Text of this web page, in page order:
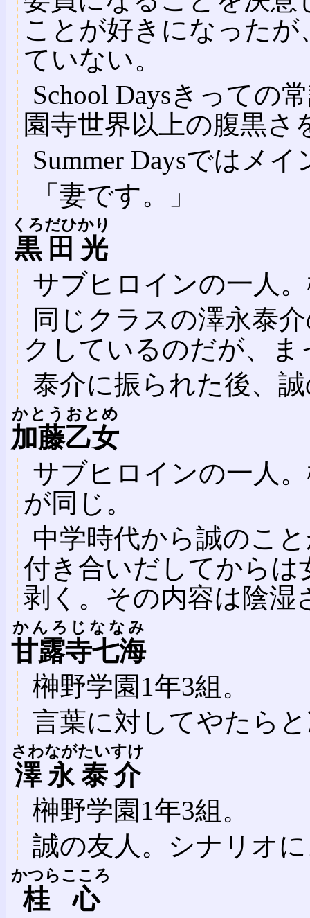
ことが好きになった
ていない。
School Daysきっての
園寺世界以上の腹黒さ
Summer Daysではメ
「妻です。」
黒田光
くろだひかり
サブヒロインの一人
同じクラスの澤永泰
クしているのだが、
泰介に振られた後、
加藤乙女
かとうおとめ
サブヒロインの一人
が同じ。
中学時代から誠のこ
付き合いだしてからは
剥く。その内容は陰湿
甘露寺七海
かんろじななみ
榊野学園1年3組。
言葉に対してやたら
澤永泰介
さわながたいすけ
榊野学園1年3組。
誠の友人。シナリオ
桂心
かつらこころ